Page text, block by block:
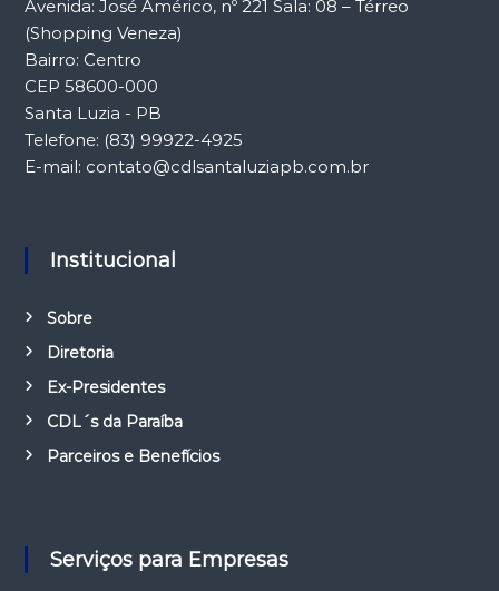
Avenida: José Américo, nº 221 Sala: 08 – Térreo
(Shopping Veneza)
Bairro: Centro
CEP 58600-000
Santa Luzia - PB
Telefone: (83) 99922-4925
E-mail: contato@cdlsantaluziapb.com.br
Institucional
Sobre
Diretoria
Ex-Presidentes
CDL´s da Paraíba
Parceiros e Benefícios
Serviços para Empresas